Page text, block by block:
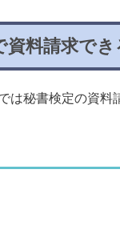
料請求で
は秘書検定の資料